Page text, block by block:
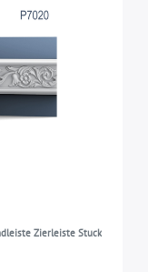
Zierleiste Stuck